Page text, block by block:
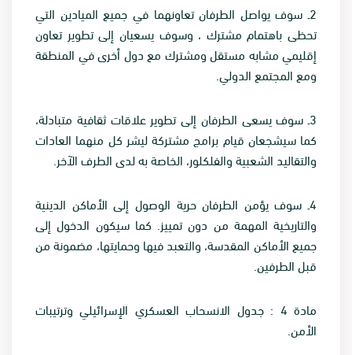
2ـ سوف يواصل الطرفان تعاونهما في جميع الميادين التي
تحظى باهتمام مشترك ، وسوف يسعيان إلى تطوير تعاون
إقليمي مشابه مستقل ومشترك مع دول أخرى في المنطقة
ومع المجتمع الدولي.
3ـ سوف يسعى الطرفان إلى تطوير علاقات ثقافية متبادلة،
كما سيشجعان قيام برامج مشتركة ليشر كل منهما العادات
والتقاليد الشعبية والفلكلور، الخاصة به لدى الطرف الآخر.
4ـ سوف يؤمن الطرفان حرية الوصول إلى الأماكن الدينية
والتاريخية المهمة من دون تمييز. كما سيكون الدخول إلى
جميع الأماكن المقدسة، والتعبد فيها وحمايتها، مضمونة من
قبل الطرفين.
مادة 4 : جدول الانسحاب العسكري الإسرائيلي وترتيبات
الأمن.